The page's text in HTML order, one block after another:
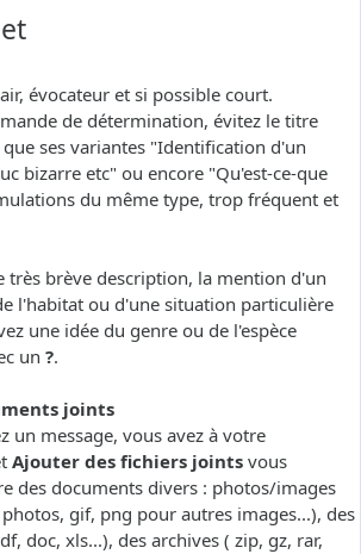
évocateur et si possible court.
de détermination, évitez le titre
ses variantes "Identification d'un
bizarre etc" ou encore "Qu'est-ce-que
du même type, trop fréquent et
très brève description, la mention d'un
l'habitat ou d'une situation particulière
une idée du genre ou de l'espèce
un ?.
joints
un message, vous avez à votre
Ajouter des fichiers joints vous
des documents divers : photos/images
gif, png pour autres images...), des
doc, xls...), des archives ( zip, gz, rar,